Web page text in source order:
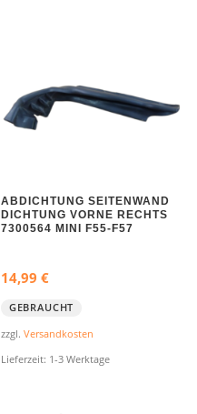
ABDICHTUNG SEITENWAND
DICHTUNG VORNE RECHTS
7300564 MINI F55-F57
14,99€
GEBRAUCHT
zzgl.Versandkosten
Lieferzeit: 1-3 Werktage